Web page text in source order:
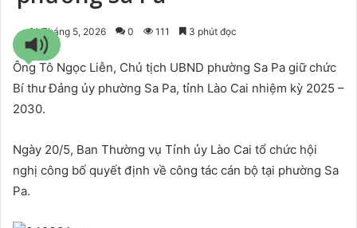
21 Tháng 5, 2026 0 111 3 phút đọc
Ông Tô Ngọc Liễn, Chủ tịch UBND phường Sa Pa giữ chức
Bí thư Đảng ủy phường Sa Pa, tỉnh Lào Cai nhiệm kỳ 2025 –
2030.
Ngày 20/5, Ban Thường vụ Tỉnh ủy Lào Cai tổ chức hội
nghị công bố quyết định về công tác cán bộ tại phường Sa
Pa.